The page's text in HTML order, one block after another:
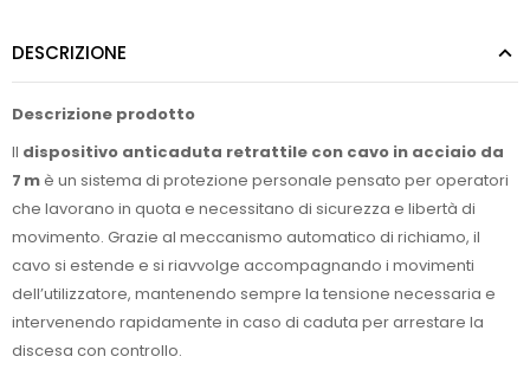
DESCRIZIONE
Descrizione prodotto
Il dispositivo anticaduta retrattile con cavo in acciaio da
7 mè un sistema di protezione personale pensato per operatori
che lavorano in quota e necessitano di sicurezza e libertà di
movimento. Grazie al meccanismo automatico di richiamo, il
cavo si estende e si riavvolge accompagnando i movimenti
dell’utilizzatore, mantenendo sempre la tensione necessaria e
intervenendo rapidamente in caso di caduta per arrestare la
discesa con controllo.